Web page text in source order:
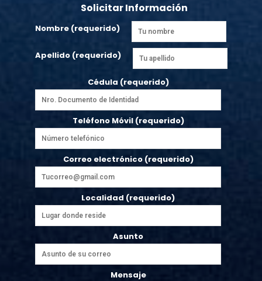
Solicitar Información
Nombre (requerido)
Apellido (requerido)
Cédula (requerido)
Teléfono Móvil (requerido)
Correo electrónico (requerido)
Localidad (requerido)
Asunto
Mensaje